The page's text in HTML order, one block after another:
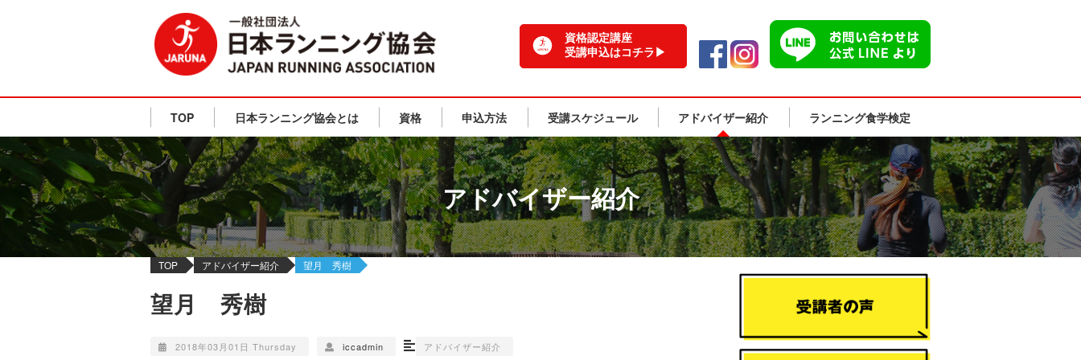
資格認定講座
受講申込はコチラ▶
TOP 日本ランニング協会とは 資格 申込方法 受講スケジュール アドバイザー紹介 ランニング食学検定
アドバイザー紹介
TOP アドバイザー紹介 望月 秀樹
望月 秀樹
2018年03月01日 Thursday iccadmin アドバイザー紹介